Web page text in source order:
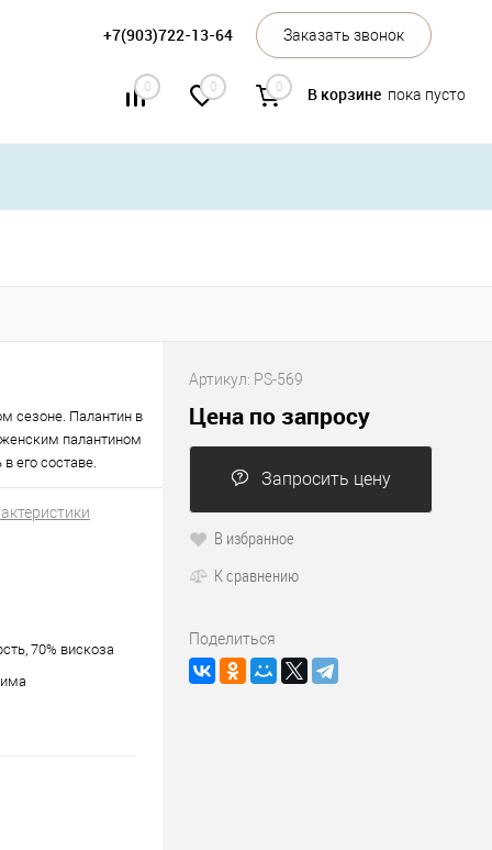
+7(903)722-13-64 Заказать звонок
0 0 0 В корзине пока пусто
сезоне. Палантин в
женским палантином
его составе.
70% вискоза
Артикул: PS-569
Цена по запросу
Запросить цену
В избранное
К сравнению
Поделиться